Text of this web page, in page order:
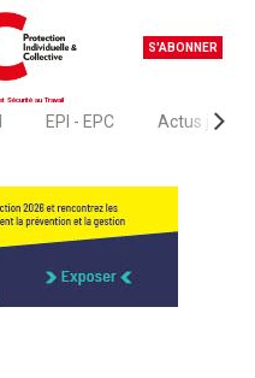
S'ABONNER
Sécurité au Travail
EPI - EPC Actus